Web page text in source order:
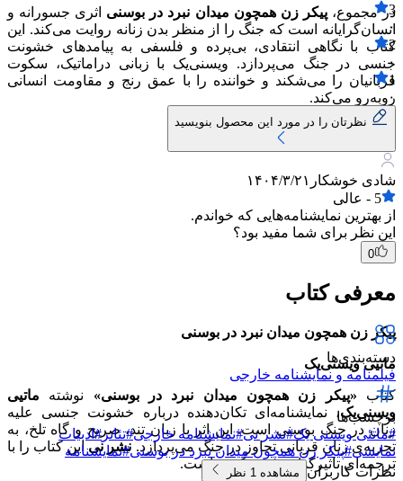
در مجموع،پیکر زن همچون میدان نبرد در بوسنی اثری جسورانه و
انسان‌گرایانه است که جنگ را از منظر بدن زنانه روایت می‌کند. این
کتاب با نگاهی انتقادی، بی‌پرده و فلسفی به پیامدهای خشونت
جنسی در جنگ می‌پردازد. ویسنی‌یک با زبانی دراماتیک، سکوت
قربانیان را می‌شکند و خواننده را با عمق رنج و مقاومت انسانی
روبه‌رو می‌کند.
3
۰
2
۰
1
۰
نظرتان را در مورد این محصول بنویسید
شادی خوشکار ۱۴۰۴/۳/۲۱
5
- عالی
از بهترین نمایشنامه‌هایی که خواندم.
این نظر برای شما مفید بود؟
0
معرفی کتاب
پیکر زن همچون میدان نبرد در بوسنی
ماتیی ویسنی‌یک
کتاب «پیکر زن همچون میدان نبرد در بوسنی» نوشته ماتیی
ویسنی‌یک، نمایشنامه‌ای تکان‌دهنده درباره خشونت جنسی علیه
زنان در جنگ بوسنی است. این اثر با زبان تند، صریح و گاه تلخ، به
تجربه‌ی زنان قربانی تجاوز در جنگ می‌پردازد. نشر نیاین کتاب را با
ترجمه‌ای تاثیرگذار منتشر کرده است.
دسته‌بندی‌ها
فیلمنامه و نمایشنامه خارجی
برچسب‌ها
#ماتئی ویسنی یک#نشر نی#نمایشنامه خارجی#تئاتر#ادبیات
نمایشی#پیکر زن همچون میدان نبرد در بوسنی#نمایشنامه
نظرات کاربران مشاهده 1 نظر